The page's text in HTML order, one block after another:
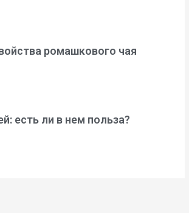
ромашкового чая
есть ли в нем польза?